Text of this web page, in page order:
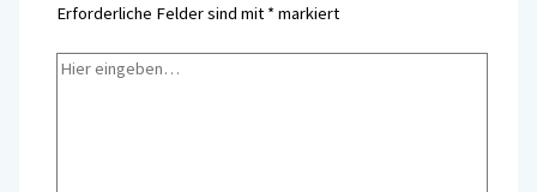
Erforderliche Felder sind mit *markiert